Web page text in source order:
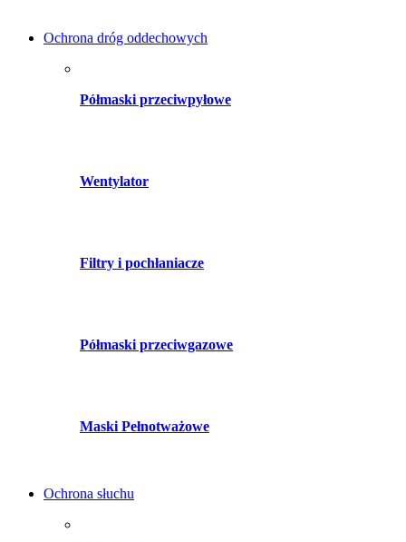
Ochrona dróg oddechowych
Półmaski przeciwpyłowe
Wentylator
Filtry i pochłaniacze
Półmaski przeciwgazowe
Maski Pełnotważowe
Ochrona słuchu